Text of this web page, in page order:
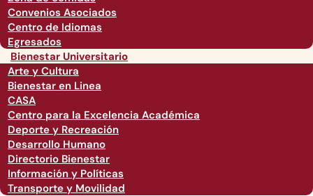
Convenios Asociados
Centro de Idiomas
Egresados
Bienestar Universitario
Arte y Cultura
Bienestar en Linea
CASA
Centro para la Excelencia Académica
Deporte y Recreación
Desarrollo Humano
Directorio Bienestar
Información y Políticas
Transporte y Movilidad